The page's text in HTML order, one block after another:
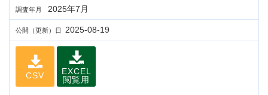
調査年月 2025年7月
公開（更新）日 2025-08-19
CSV
EXCEL
閲覧用